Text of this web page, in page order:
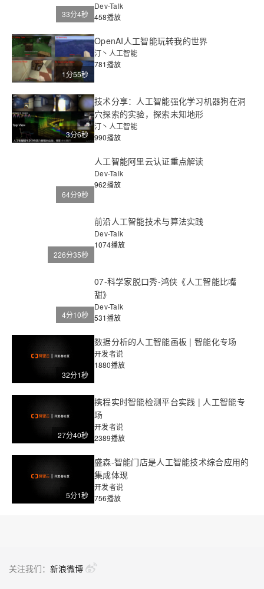
33分4秒
Dev-Talk
458播放
1分55秒
OpenAI人工智能玩转我的世界
汀丶人工智能
781播放
3分6秒
技术分享：人工智能强化学习机器狗在洞
穴探索的实验，探索未知地形
汀丶人工智能
990播放
64分9秒
人工智能阿里云认证重点解读
Dev-Talk
962播放
226分35秒
前沿人工智能技术与算法实践
Dev-Talk
1074播放
4分10秒
07-科学家脱口秀-鸿侠《人工智能比嘴
甜》
Dev-Talk
531播放
32分1秒
数据分析的人工智能画板 | 智能化专场
开发者说
1880播放
27分40秒
携程实时智能检测平台实践 | 人工智能专
场
开发者说
2389播放
5分1秒
盛森-智能门店是人工智能技术综合应用的
集成体现
开发者说
756播放
关注我们： 新浪微博